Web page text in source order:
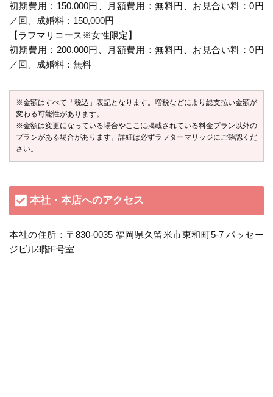
初期費用：150,000円、月額費用：無料円、お見合い料：0円
／回、成婚料：150,000円
【ラフマリコース※女性限定】
初期費用：200,000円、月額費用：無料円、お見合い料：0円
／回、成婚料：無料
※金額はすべて「税込」表記となります。増税などにより総支払い金額が
変わる可能性があります。
※金額は変更になっている場合やここに掲載されている料金プラン以外の
プランがある場合があります。詳細は必ずラフターマリッジにご確認くだ
さい。
本社・本店へのアクセス
本社の住所：〒830-0035 福岡県久留米市東和町5-7 パッセー
ジビル3階F号室